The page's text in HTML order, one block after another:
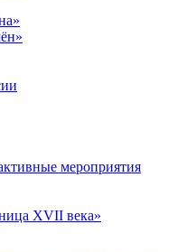
мероприятия
XVII века»